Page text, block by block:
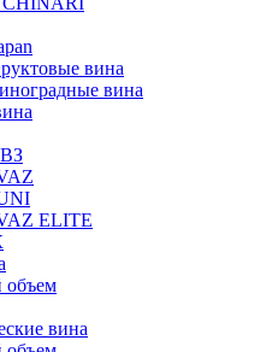
вина
вина
ELITE
объем
вина